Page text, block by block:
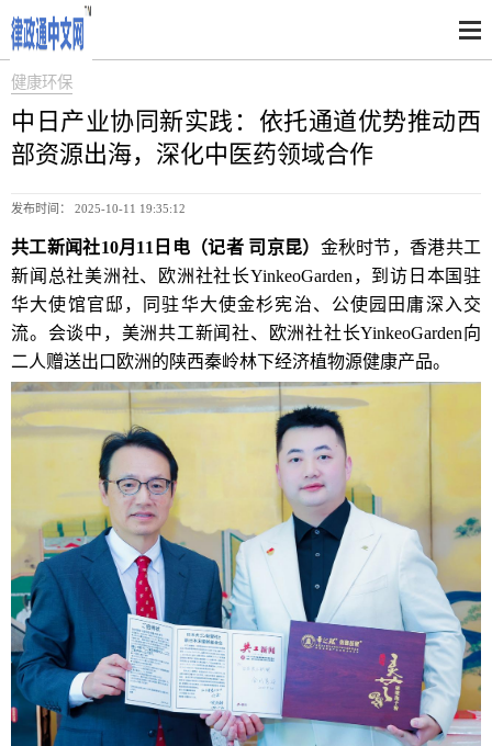
健康环保
中日产业协同新实践：依托通道优势推动西
部资源出海，深化中医药领域合作
发布时间： 2025-10-11 19:35:12
共工新闻社10月11日电（记者 司京昆） 金秋时节，香港共工
新闻总社美洲社、欧洲社社长YinkeoGarden，到访日本国驻
华大使馆官邸，同驻华大使金杉宪治、公使园田庸深入交
流。会谈中，美洲共工新闻社、欧洲社社长YinkeoGarden向
二人赠送出口欧洲的陕西秦岭林下经济植物源健康产品。